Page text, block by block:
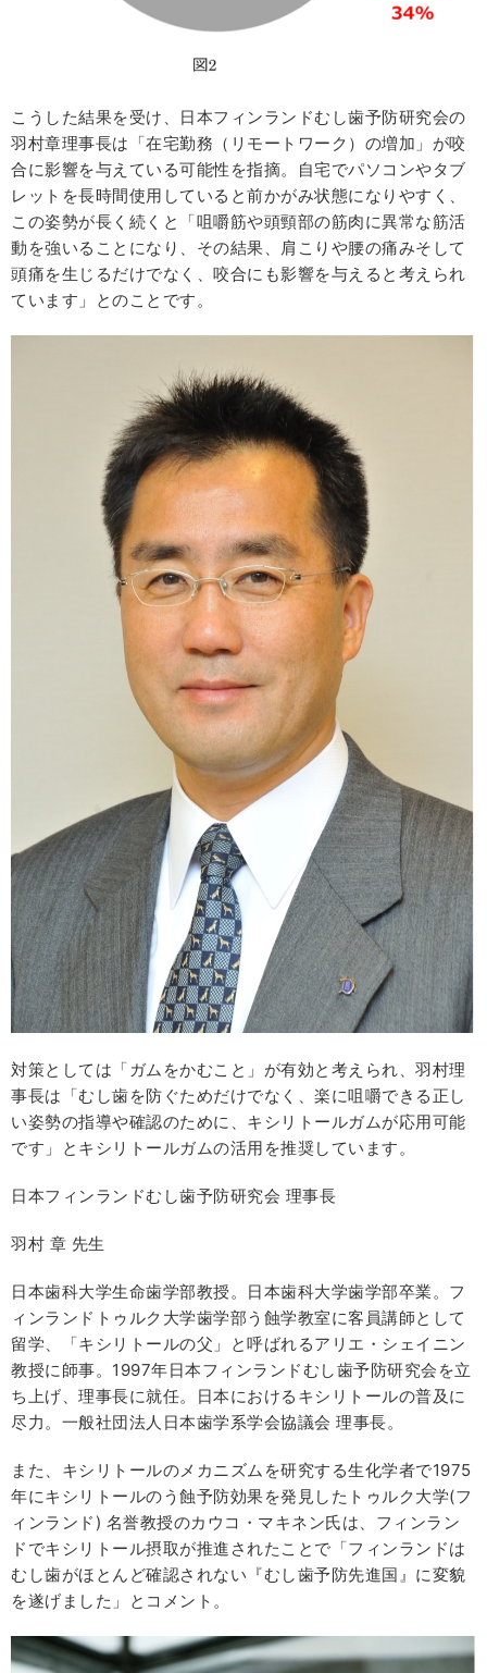
こうした結果を受け、日本フィンランドむし歯予防研究会の
羽村章理事長は「在宅勤務（リモートワーク）の増加」が咬
合に影響を与えている可能性を指摘。自宅でパソコンやタブ
レットを長時間使用していると前かがみ状態になりやすく、
この姿勢が長く続くと「咀嚼筋や頭頸部の筋肉に異常な筋活
動を強いることになり、その結果、肩こりや腰の痛みそして
頭痛を生じるだけでなく、咬合にも影響を与えると考えられ
ています」とのことです。
対策としては「ガムをかむこと」が有効と考えられ、羽村理
事長は「むし歯を防ぐためだけでなく、楽に咀嚼できる正し
い姿勢の指導や確認のために、キシリトールガムが応用可能
です」とキシリトールガムの活用を推奨しています。
日本フィンランドむし歯予防研究会 理事長
羽村 章 先生
日本歯科大学生命歯学部教授。日本歯科大学歯学部卒業。フ
ィンランドトゥルク大学歯学部う蝕学教室に客員講師として
留学、「キシリトールの父」と呼ばれるアリエ・シェイニン
教授に師事。1997年日本フィンランドむし歯予防研究会を立
ち上げ、理事長に就任。日本におけるキシリトールの普及に
尽力。一般社団法人日本歯学系学会協議会 理事長。
また、キシリトールのメカニズムを研究する生化学者で1975
年にキシリトールのう蝕予防効果を発見したトゥルク大学(フ
ィンランド) 名誉教授のカウコ・マキネン氏は、フィンラン
ドでキシリトール摂取が推進されたことで「フィンランドは
むし歯がほとんど確認されない『むし歯予防先進国』に変貌
を遂げました」とコメント。